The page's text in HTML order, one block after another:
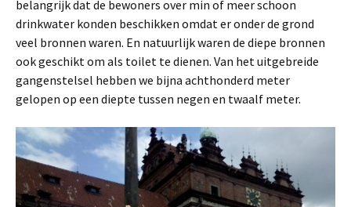
belangrijk dat de bewoners over min of meer schoon
drinkwater konden beschikken omdat er onder de grond
veel bronnen waren. En natuurlijk waren de diepe bronnen
ook geschikt om als toilet te dienen. Van het uitgebreide
gangenstelsel hebben we bijna achthonderd meter
gelopen op een diepte tussen negen en twaalf meter.